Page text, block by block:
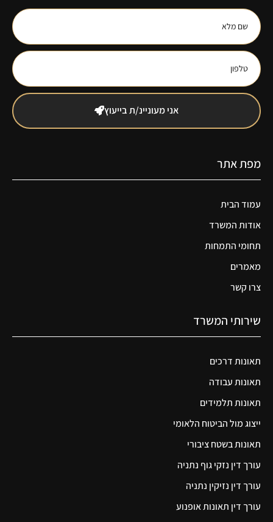
אני מעוניינ/ת בייעוץ
מפת אתר
עמוד הבית
אודות המשרד
תחומי התמחות
מאמרים
צרו קשר
שירותי המשרד
תאונות דרכים
תאונות עבודה
תאונות תלמידים
ייצוג מול הביטוח הלאומי
תאונות בשטח ציבורי
עורך דין נזקי גוף נתניה
עורך דין נזיקין נתניה
עורך דין תאונות אופנוע